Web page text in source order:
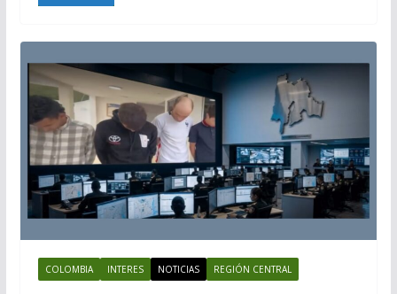
COLOMBIA INTERES NOTICIAS REGIÓN CENTRAL